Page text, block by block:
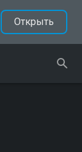
Открыть